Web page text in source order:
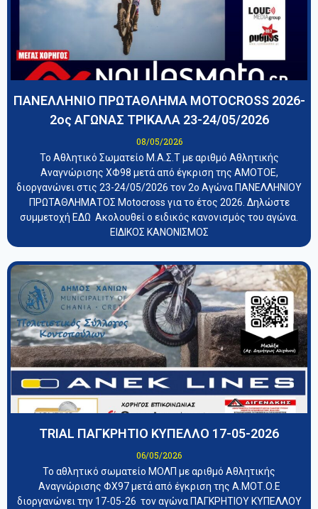
ΠΑΝΕΛΛΗΝΙΟ ΠΡΩΤΑΘΛΗΜΑ MOTOCROSS 2026-
2ος ΑΓΩΝΑΣ ΤΡΙΚΑΛΑ 23-24/05/2026
08/05/2026
Το Αθλητικό Σωματείο Μ.Α.Σ.Τ με αριθμό Αθλητικής
Αναγνώρισης ΧΦ98 μετά από έγκριση της ΑΜΟΤΟΕ,
διοργανώνει στις 23-24/05/2026 τον 2ο Αγώνα ΠΑΝΕΛΛΗΝΙΟΥ
ΠΡΩΤΑΘΛΗΜΑΤΟΣ Motocross για το έτος 2026. Δηλώστε
συμμετοχή ΕΔΩ Ακολουθεί ο ειδικός κανονισμός του αγώνα.
ΕΙΔΙΚΟΣ ΚΑΝΟΝΙΣΜΟΣ
TRIAL ΠΑΓΚΡΗΤΙΟ ΚΥΠΕΛΛΟ 17-05-2026
06/05/2026
Το αθλητικό σωματείο ΜΟΛΠ με αριθμό Αθλητικής
Αναγνώρισης ΦΧ97 μετά από έγκριση της Α.ΜΟΤ.Ο.Ε
διοργανώνει την 17-05-26 τον αγώνα ΠΑΓΚΡΗΤΙΟΥ ΚΥΠΕΛΛΟΥ